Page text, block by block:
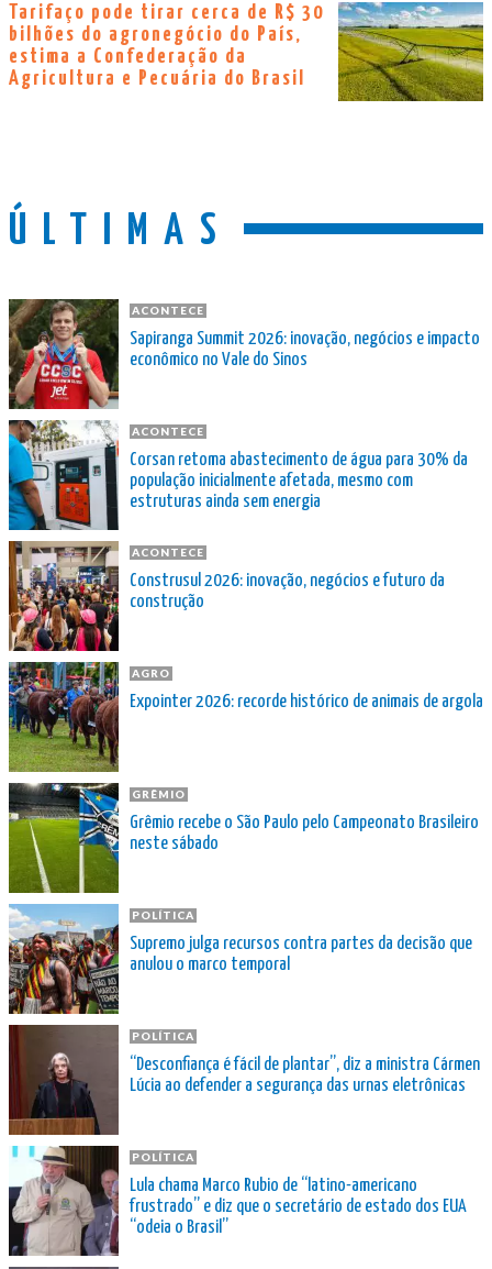
Tarifaço pode tirar cerca de R$ 30
bilhões do agronegócio do País,
estima a Confederação da
Agricultura e Pecuária do Brasil
ÚLTIMAS
ACONTECE
Sapiranga Summit 2026: inovação, negócios e impacto
econômico no Vale do Sinos
ACONTECE
Corsan retoma abastecimento de água para 30% da
população inicialmente afetada, mesmo com
estruturas ainda sem energia
ACONTECE
Construsul 2026: inovação, negócios e futuro da
construção
AGRO
Expointer 2026: recorde histórico de animais de argola
GRÊMIO
Grêmio recebe o São Paulo pelo Campeonato Brasileiro
neste sábado
POLÍTICA
Supremo julga recursos contra partes da decisão que
anulou o marco temporal
POLÍTICA
“Desconfiança é fácil de plantar”, diz a ministra Cármen
Lúcia ao defender a segurança das urnas eletrônicas
POLÍTICA
Lula chama Marco Rubio de “latino-americano
frustrado” e diz que o secretário de estado dos EUA
“odeia o Brasil”